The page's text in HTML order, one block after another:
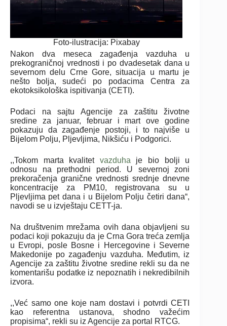
Foto-ilustracija: Pixabay
Nakon dva meseca zagađenja vazduha u
prekograničnoj vrednosti i po dvadesetak dana u
severnom delu Crne Gore, situacija u martu je
nešto bolja, sudeći po podacima Centra za
ekotoksikološka ispitivanja (CETI).
Podaci na sajtu Agencije za zaštitu životne
sredine za januar, februar i mart ove godine
pokazuju da zagađenje postoji, i to najviše u
Bijelom Polju, Pljevljima, Nikšiću i Podgorici.
,,Tokom marta kvalitet vazduha je bio bolji u
odnosu na prethodni period. U severnoj zoni
prekoračenja granične vrednosti srednje dnevne
koncentracije za PM10, registrovana su u
Pljevljima pet dana i u Bijelom Polju četiri dana“,
navodi se u izvještaju CETT-ja.
Na društvenim mrežama ovih dana objavljeni su
podaci koji pokazuju da je Crna Gora treća zemlja
u Evropi, posle Bosne i Hercegovine i Severne
Makedonije po zagađenju vazduha. Međutim, iz
Agencije za zaštitu životne sredine rekli su da ne
komentarišu podatke iz nepoznatih i nekredibilnih
izvora.
,,Već samo one koje nam dostavi i potvrdi CETI
kao referentna ustanova, shodno važećim
propisima“, rekli su iz Agencije za portal RTCG.